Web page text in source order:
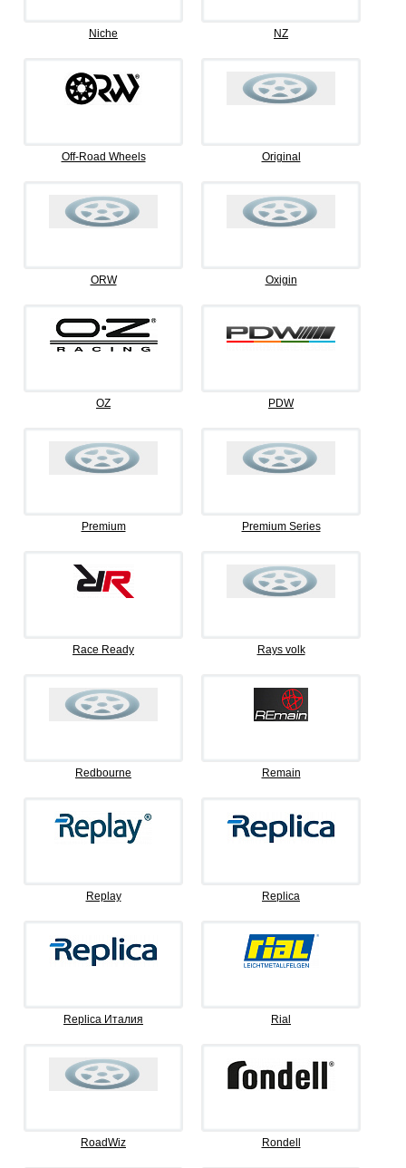
Niche NZ
Off-Road Wheels Original
ORW Oxigin
OZ PDW
Premium Premium Series
Race Ready Rays volk
Redbourne Remain
Replay Replica
Replica Италия Rial
RoadWiz Rondell